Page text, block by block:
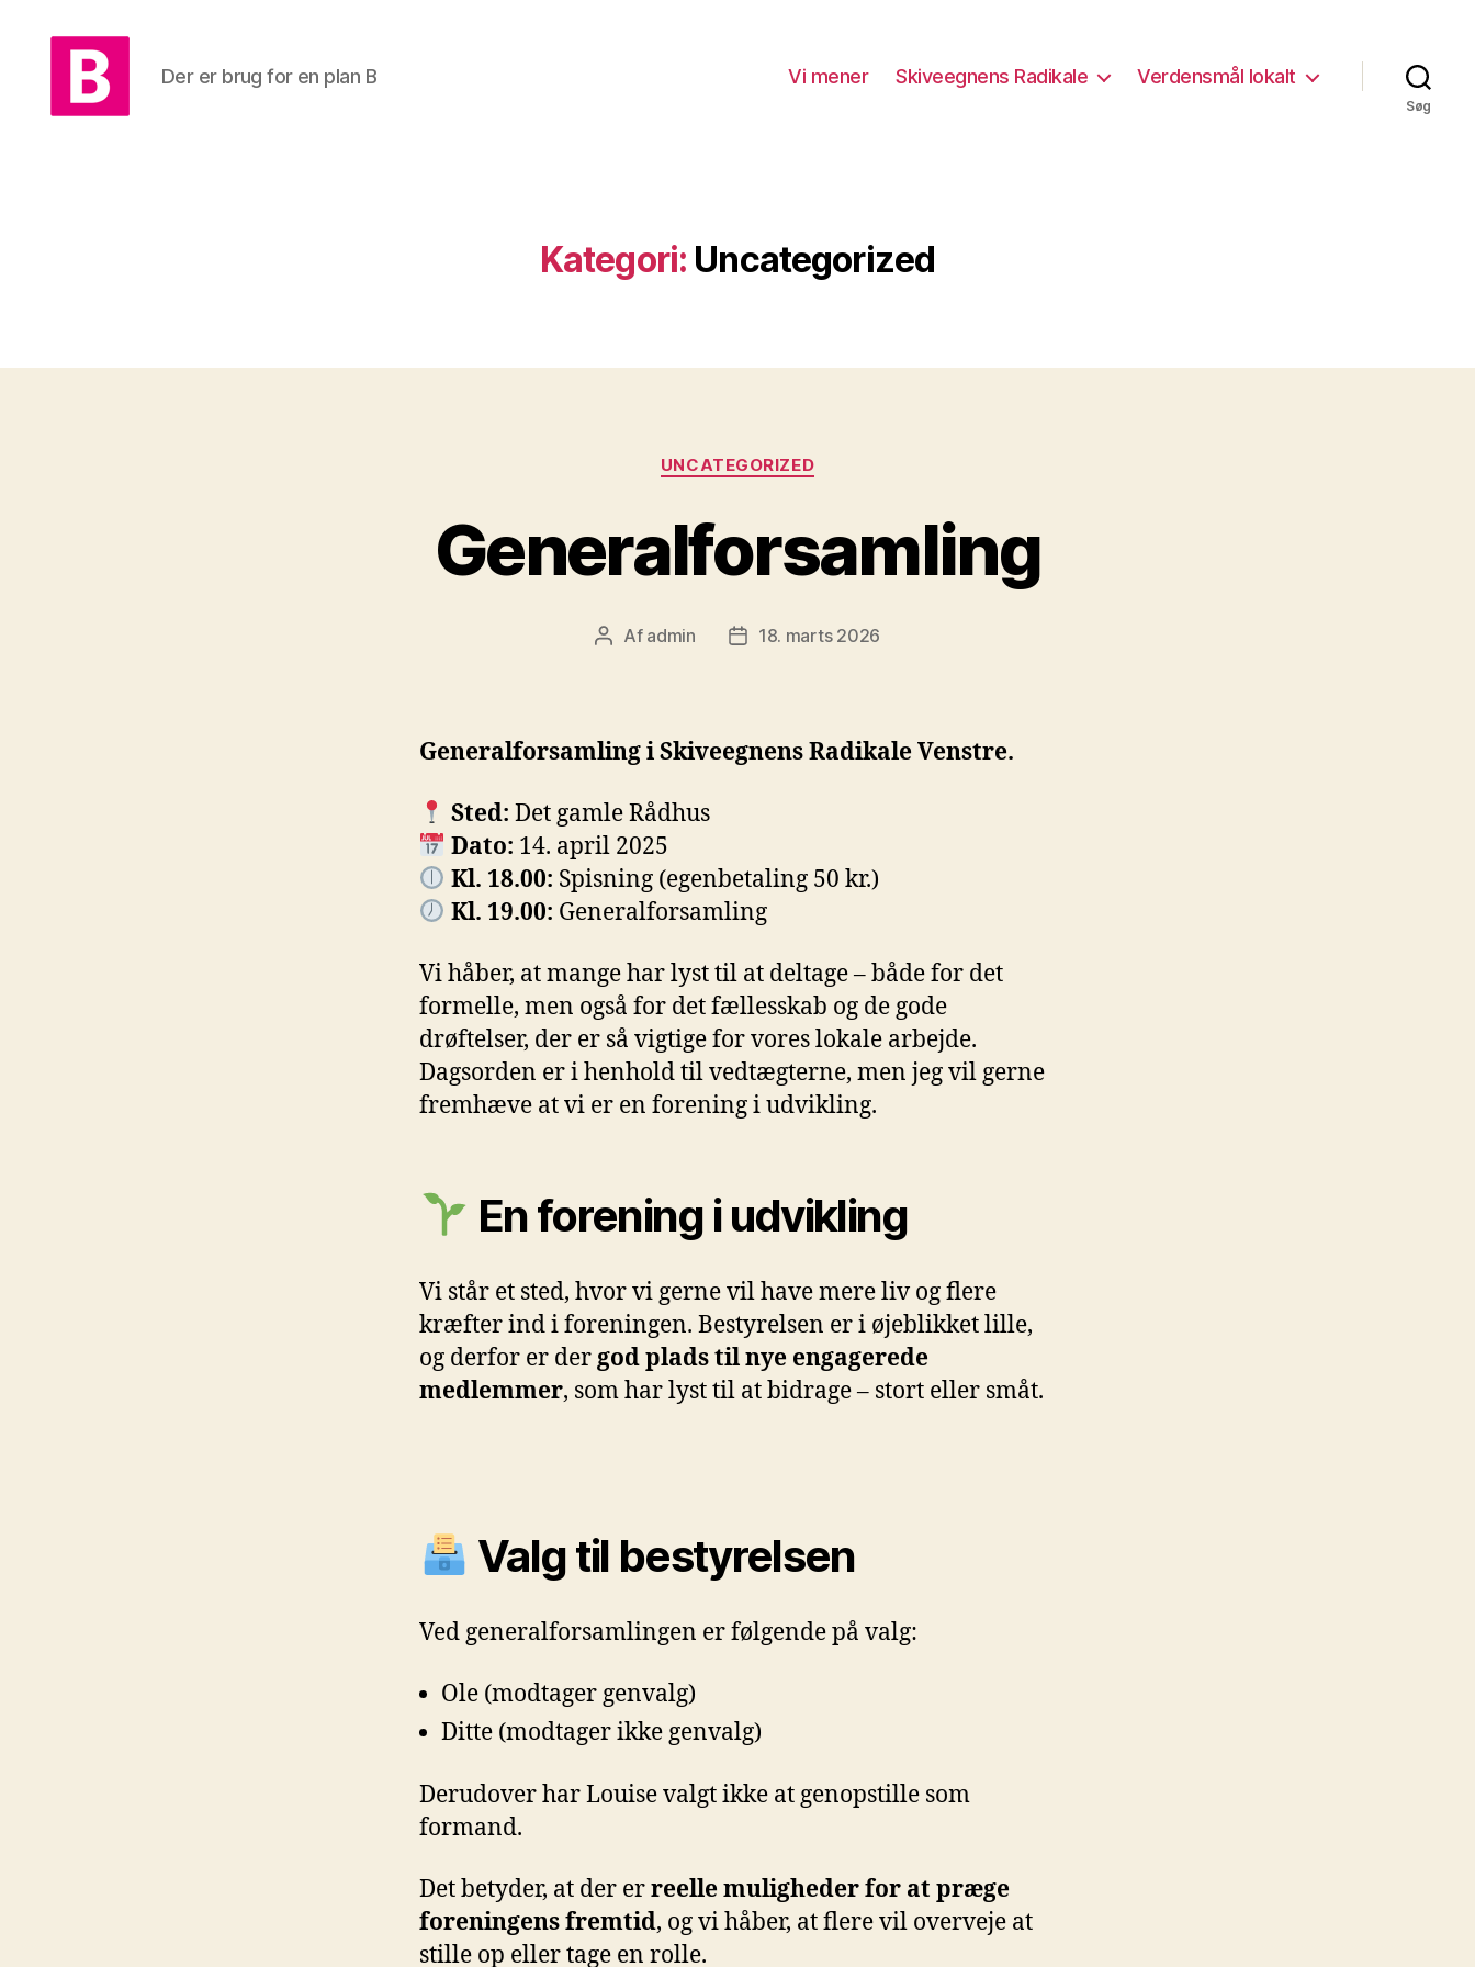
Der er brug for en plan B Vi mener Skiveegnens Radikale Verdensmål lokalt
Søg
Kategori: Uncategorized
Kategorier
UNCATEGORIZED
Generalforsamling
Indlægsforfatter
Af admin Indlægsdato
18. marts 2026
Generalforsamling i Skiveegnens Radikale Venstre.
Sted: Det gamle Rådhus
Dato: 14. april 2025
Kl. 18.00: Spisning (egenbetaling 50 kr.)
Kl. 19.00: Generalforsamling
Vi håber, at mange har lyst til at deltage – både for det
formelle, men også for det fællesskab og de gode
drøftelser, der er så vigtige for vores lokale arbejde.
Dagsorden er i henhold til vedtægterne, men jeg vil gerne
fremhæve at vi er en forening i udvikling.
En forening i udvikling
Vi står et sted, hvor vi gerne vil have mere liv og flere
kræfter ind i foreningen. Bestyrelsen er i øjeblikket lille,
og derfor er dergod plads til nye engagerede
medlemmer, som har lyst til at bidrage – stort eller småt.
Valg til bestyrelsen
Ved generalforsamlingen er følgende på valg:
Ole (modtager genvalg)
Ditte (modtager ikke genvalg)
Derudover har Louise valgt ikke at genopstille som
formand.
Det betyder, at der erreelle muligheder for at præge
foreningens fremtid, og vi håber, at flere vil overveje at
stille op eller tage en rolle.